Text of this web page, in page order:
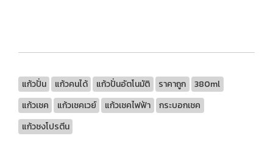
แก้วปั่น แก้วคนได้ แก้วปั่นอัตโนมัติ ราคาถูก
380ml
แก้วเชค
แก้วเชคเวย์ แก้วเชคไฟฟ้า
กระบอกเชค
แก้วชงโปรตีน